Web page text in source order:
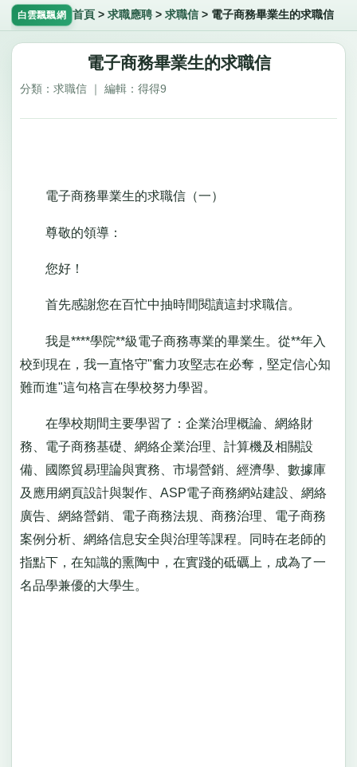
白雲飄飄網 首頁 > 求職應聘> 求職信> 電子商務畢業生的求職信
電子商務畢業生的求職信
分類：求職信 ｜ 編輯：得得9
電子商務畢業生的求職信（一）
尊敬的領導：
您好！
首先感謝您在百忙中抽時間閱讀這封求職信。
我是****學院**級電子商務專業的畢業生。從**年入
校到現在，我一直恪守"奮力攻堅志在必奪，堅定信心知
難而進"這句格言在學校努力學習。
在學校期間主要學習了：企業治理概論、網絡財
務、電子商務基礎、網絡企業治理、計算機及相關設
備、國際貿易理論與實務、市場營銷、經濟學、數據庫
及應用網頁設計與製作、ASP電子商務網站建設、網絡
廣告、網絡營銷、電子商務法規、商務治理、電子商務
案例分析、網絡信息安全與治理等課程。同時在老師的
指點下，在知識的熏陶中，在實踐的砥礪上，成為了一
名品學兼優的大學生。